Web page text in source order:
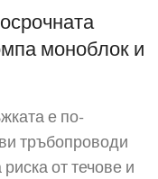
моноблок и
е по-
тръбопроводи
от течове и